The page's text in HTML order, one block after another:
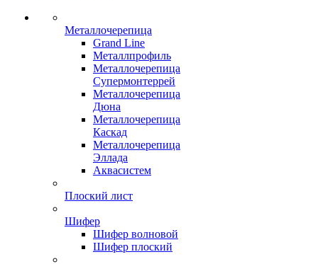
Металлочерепица
Grand Line
Металлпрофиль
Металлочерепица
Супермонтеррей
Металлочерепица
Дюна
Металлочерепица
Каскад
Металлочерепица
Эллада
Аквасистем
Плоский лист
Шифер
Шифер волновой
Шифер плоский